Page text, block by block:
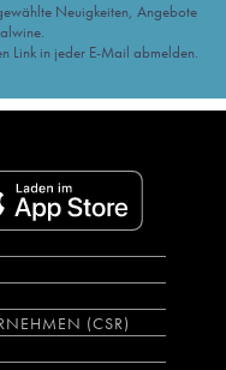
Neuigkeiten, Angebote
Link in jeder E-Mail abmelden.
(CSR)